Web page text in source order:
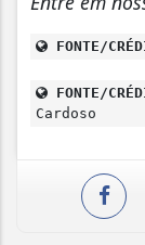
FONTE/
FONTE/
Cardoso